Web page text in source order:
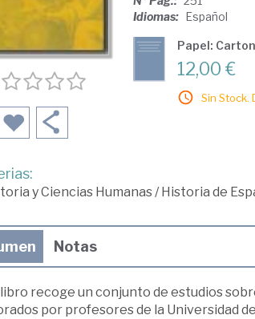
Idiomas: Español
Papel:
12,00 €
Sin Stock.
y Ciencias Humanas/Historia de
Notas
recoge un conjunto de estudios
por profesores de la Universidad